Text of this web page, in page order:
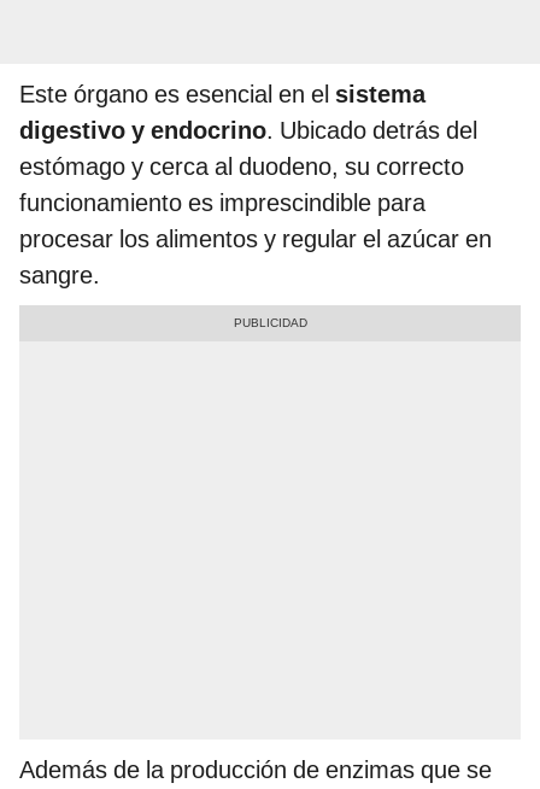
Este órgano es esencial en el sistema
digestivo y endocrino. Ubicado detrás del
estómago y cerca al duodeno, su correcto
funcionamiento es imprescindible para
procesar los alimentos y regular el azúcar en
sangre.
Además de la producción de enzimas que se